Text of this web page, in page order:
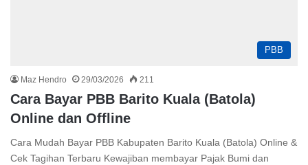
PBB
Maz Hendro 29/03/2026 211
Cara Bayar PBB Barito Kuala (Batola)
Online dan Offline
Cara Mudah Bayar PBB Kabupaten Barito Kuala (Batola) Online &
Cek Tagihan Terbaru Kewajiban membayar Pajak Bumi dan